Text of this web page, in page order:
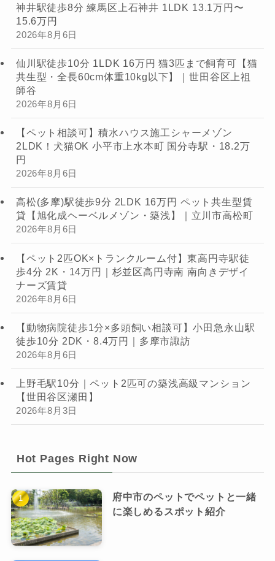
神井駅徒歩8分 練馬区上石神井 1LDK 13.1万円〜
15.6万円
2026年8月6日
仙川駅徒歩10分 1LDK 16万円 猫3匹まで飼育可【猫
共生型・全長60cm体重10kg以下】｜世田谷区上祖
師谷
2026年8月6日
【ペット相談可】積水ハウス施工シャーメゾン
2LDK！犬猫OK 小平市上水本町 国分寺駅・18.2万
円
2026年8月6日
高松(多摩)駅徒歩9分 2LDK 16万円 ペット共生型賃
貸【旭化成ヘーベルメゾン・築浅】｜立川市高松町
2026年8月6日
【ペット2匹OK×トランクルーム付】東高円寺駅徒
歩4分 2K・14万円｜杉並区高円寺南 南向きデザイ
ナーズ賃貸
2026年8月6日
【動物病院徒歩1分×多頭飼い相談可】小田急永山駅
徒歩10分 2DK・8.4万円｜多摩市諏訪
2026年8月6日
上野毛駅10分｜ペット2匹可の築浅高級マンション
【世田谷区瀬田】
2026年8月3日
Hot Pages Right Now
府中市のペットでペットと一緒
に楽しめるスポット紹介